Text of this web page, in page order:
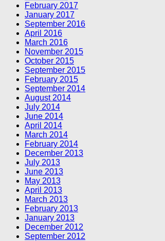
February 2017
January 2017
September 2016
April 2016
March 2016
November 2015
October 2015
September 2015
February 2015
September 2014
August 2014
July 2014
June 2014
April 2014
March 2014
February 2014
December 2013
July 2013
June 2013
May 2013
April 2013
March 2013
February 2013
January 2013
December 2012
September 2012